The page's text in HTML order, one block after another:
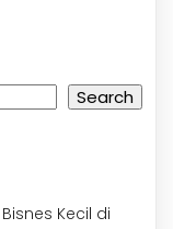
Search
Kecil di